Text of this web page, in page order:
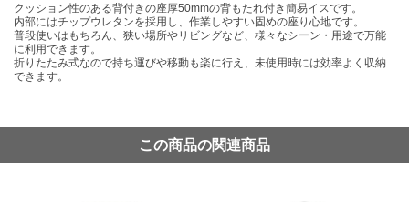
クッション性のある背付きの座厚50mmの背もたれ付き簡易イスです。
内部にはチップウレタンを採用し、作業しやすい固めの座り心地です。
普段使いはもちろん、狭い場所やリビングなど、様々なシーン・用途で万能
に利用できます。
折りたたみ式なので持ち運びや移動も楽に行え、未使用時には効率よく収納
できます。
この商品の関連商品